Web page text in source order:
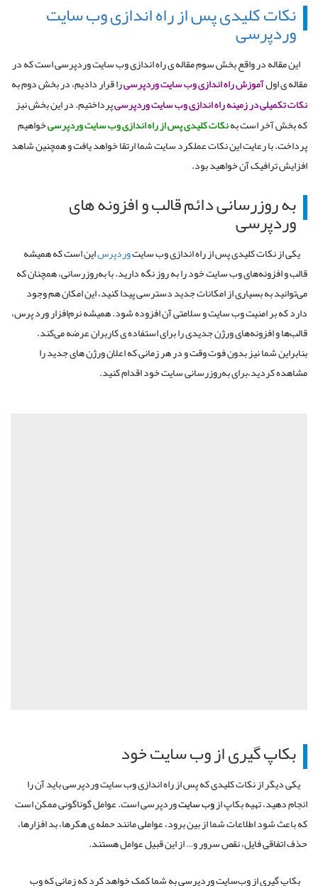
نکات کلیدی پس از راه اندازی وب سایت
وردپرسی
این مقاله در واقع بخش سوم مقاله ی راه اندازی وب سایت وردپرسی است که در
مقاله ی اولآموزش راه اندازی وب سایت وردپرسیرا قرار دادیم، در بخش دوم به
نکات تکمیلی در زمینه راه اندازی وب سایت وردپرسیپرداختیم. در این بخش نیز
که بخش آخر است بهنکات کلیدی پس از راه اندازی وب سایت وردپرسیخواهیم
پرداخت. با رعایت این نکات عملکرد سایت شما ارتقا خواهد یافت و همچنین شاهد
افزایش ترافیک آن خواهید بود.
به روزرسانی دائم قالب و افزونه های
وردپرسی
یکی از نکات کلیدی پس از راه اندازی وب سایتوردپرساین است که همیشه
قالب و افزونه‌های وب سایت خود را به روز نگه دارید. با به‌روزرسانی، همچنان که
می‌توانید به بسیاری از امکانات جدید دسترسی پیدا کنید، این امکان هم وجود
دارد که بر امنیت وب سایت و سلامتی آن افزوده شود. همیشه نرم‌افزار ورد پرس،
قالب‌ها و افزونه‌های ورژن جدیدی را برای استفاده ی کاربران عرضه می‌کند.
بنابراین شما نیز بدون فوت وقت و در هر زمانی که اعلان ورژن های جدید را
مشاهده کردید،برای به‌روزرسانی سایت خود اقدام کنید.
بکاپ گیری از وب سایت خود
یکی دیگر از نکات کلیدی که پس از راه اندازی وب سایت وردپرسی باید آن را
انجام دهید، تهیه بکاپ ازوب سایتوردپرسی است. عوامل گوناگونی ممکن است
که باعث شود اطلاعات شما از بین برود، عواملی مانند حمله ی هکرها، بد افزارها،
حذف اتفاقی فایل، نقص سرور و… از این قبیل عوامل هستند.
بکاپ گیری از وب‌سایت وردپرسی به شما کمک خواهد کرد که زمانی که وب